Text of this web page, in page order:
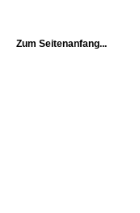
Zum Seitenanfang...